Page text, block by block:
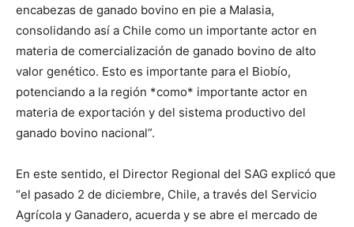
encabezas de ganado bovino en pie a Malasia,
consolidando así a Chile como un importante actor en
materia de comercialización de ganado bovino de alto
valor genético. Esto es importante para el Biobío,
potenciando a la región *como* importante actor en
materia de exportación y del sistema productivo del
ganado bovino nacional”.
En este sentido, el Director Regional del SAG explicó que
“el pasado 2 de diciembre, Chile, a través del Servicio
Agrícola y Ganadero, acuerda y se abre el mercado de